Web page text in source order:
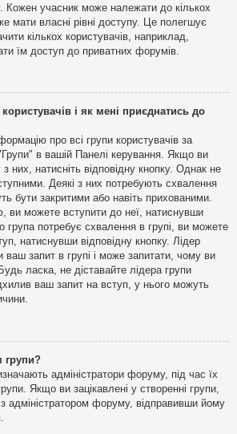
Кожен учасник може належати до кількох
мати власні рівні доступу. Це полегшує
кількох користувачів, наприклад,
їм доступ до приватних форумів.
і як мені приєднатись до
про всі групи користувачів за
в вашій Панелі керування. Якщо ви
них, натисніть відповідну кнопку. Однак не
Деякі з них потребують схвалення
бути закритими або навіть прихованими.
ви можете вступити до неї, натиснувши
група потребує схвалення в групі, ви можете
натиснувши відповідну кнопку. Лідер
ваш запит в групі і може запитати, чому ви
ласка, не діставайте лідера групи
ваш запит на вступ, у нього можуть
групи?
адміністратори форуму, під час їх
Якщо ви зацікавлені у створенні групи,
адміністратором форуму, відправивши йому